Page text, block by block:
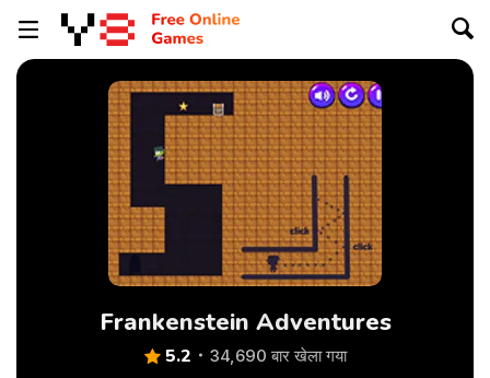
Frankenstein Adventures
5.2 34,690 बार खेला गया